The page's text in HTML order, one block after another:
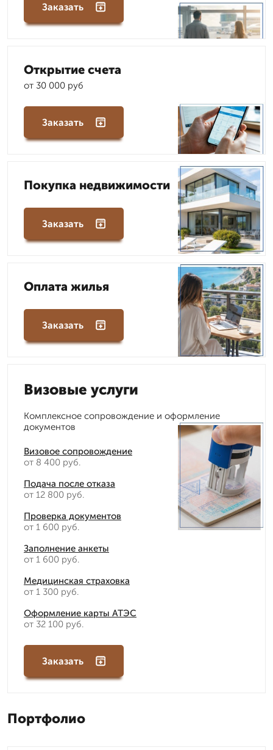
Заказать
Открытие счета
от 30 000 руб
Заказать
Покупка недвижимости
Заказать
Оплата жилья
Заказать
Визовые услуги
Комплексное сопровождение и оформление
документов
Визовое сопровождение
от 8 400 руб.
Подача после отказа
от 12 800 руб.
Проверка документов
от 1 600 руб.
Заполнение анкеты
от 1 600 руб.
Медицинская страховка
от 1 300 руб.
Оформление карты АТЭС
от 32 100 руб.
Заказать
Портфолио